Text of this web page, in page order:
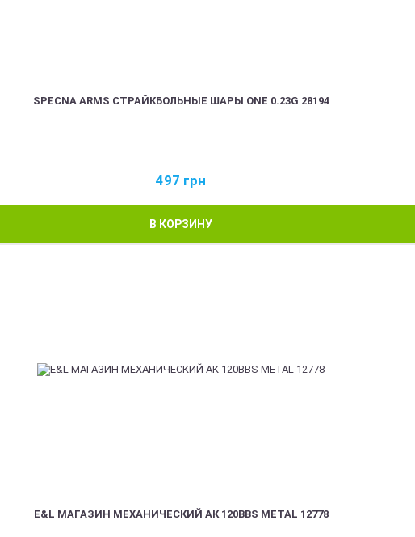
SPECNA ARMS СТРАЙКБОЛЬНЫЕ ШАРЫ ONE 0.23G 28194
497 грн
В КОРЗИНУ
E&L МАГАЗИН МЕХАНИЧЕСКИЙ АК 120BBS METAL 12778